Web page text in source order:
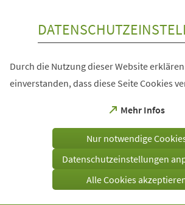
Durch die Nutzung dieser Website
einverstanden, dass diese Seite Cookies
Mehr Infos
(Öffnet
einem
Tab)
Nur notwendige
Datenschutzeinstellungen
Alle Cookies